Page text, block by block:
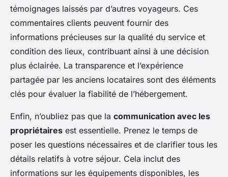
témoignages laissés par d’autres voyageurs. Ces
commentaires clients peuvent fournir des
informations précieuses sur la qualité du service et
condition des lieux, contribuant ainsi à une décision
plus éclairée. La transparence et l’expérience
partagée par les anciens locataires sont des éléments
clés pour évaluer la fiabilité de l’hébergement.
Enfin, n’oubliez pas que la communication avec les
propriétaires est essentielle. Prenez le temps de
poser les questions nécessaires et de clarifier tous les
détails relatifs à votre séjour. Cela inclut des
informations sur les équipements disponibles, les